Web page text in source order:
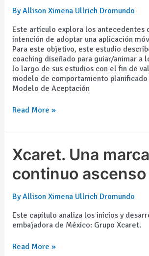
ByAllison Ximena Ullrich Dromundo
Este artículo explora los antecedentes
intención de adoptar una aplicación
Para este objetivo, este estudio
coaching diseñado para guiar/animar a
lo largo de sus estudios con el fin de
modelo de comportamiento planificado
Modelo de Aceptación
Mexico
Read More »
Xcaret. Una
continuo ascenso
ByAllison Ximena Ullrich Dromundo
Este capítulo analiza los inicios y
embajadora de México: Grupo Xcaret.
Xcaret.
Una
marca
en
ascenso
Read More »